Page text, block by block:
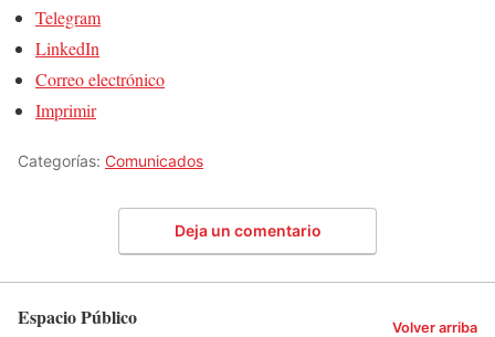
Telegram
LinkedIn
Correo electrónico
Imprimir
Categorías: Comunicados
Deja un comentario
Espacio Público Volver arriba